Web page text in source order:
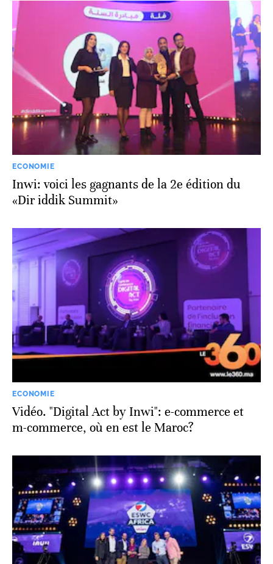
ECONOMIE
Inwi: voici les gagnants de la 2e édition du
«Dir iddik Summit»
ECONOMIE
Vidéo. "Digital Act by Inwi": e-commerce et
m-commerce, où en est le Maroc?